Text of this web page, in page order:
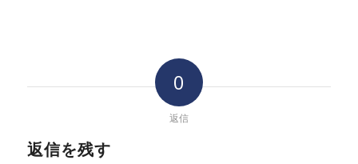
0
返信
返信を残す